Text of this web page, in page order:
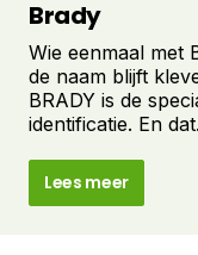
Brady
Wie eenmaal met
de naam blijft
BRADY is de
identificatie. En
Lees meer